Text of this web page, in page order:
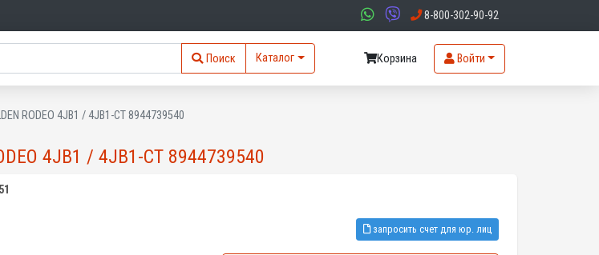
8-800-302-90-92
Поиск Каталог Корзина Войти
RODEO 4JB1 / 4JB1-CT 8944739540
4JB1 / 4JB1-CT 8944739540
запросить счет для юр. лиц